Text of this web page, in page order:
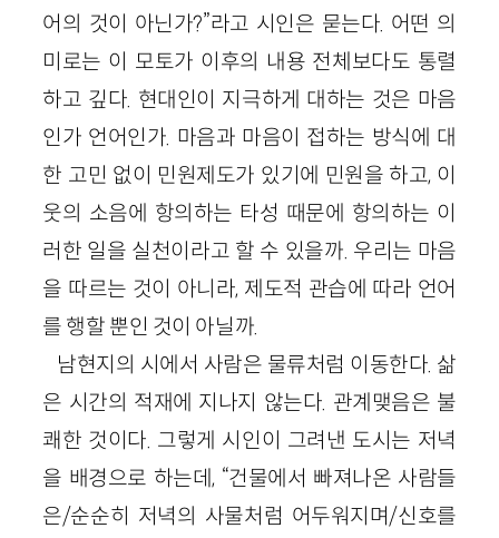
어의 것이 아닌가?”라고 시인은 묻는다. 어떤 의
미로는 이 모토가 이후의 내용 전체보다도 통렬
하고 깊다. 현대인이 지극하게 대하는 것은 마음
인가 언어인가. 마음과 마음이 접하는 방식에 대
한 고민 없이 민원제도가 있기에 민원을 하고, 이
웃의 소음에 항의하는 타성 때문에 항의하는 이
러한 일을 실천이라고 할 수 있을까. 우리는 마음
을 따르는 것이 아니라, 제도적 관습에 따라 언어
를 행할 뿐인 것이 아닐까.
남현지의 시에서 사람은 물류처럼 이동한다. 삶
은 시간의 적재에 지나지 않는다. 관계맺음은 불
쾌한 것이다. 그렇게 시인이 그려낸 도시는 저녁
을 배경으로 하는데, “건물에서 빠져나온 사람들
은/순순히 저녁의 사물처럼 어두워지며/신호를